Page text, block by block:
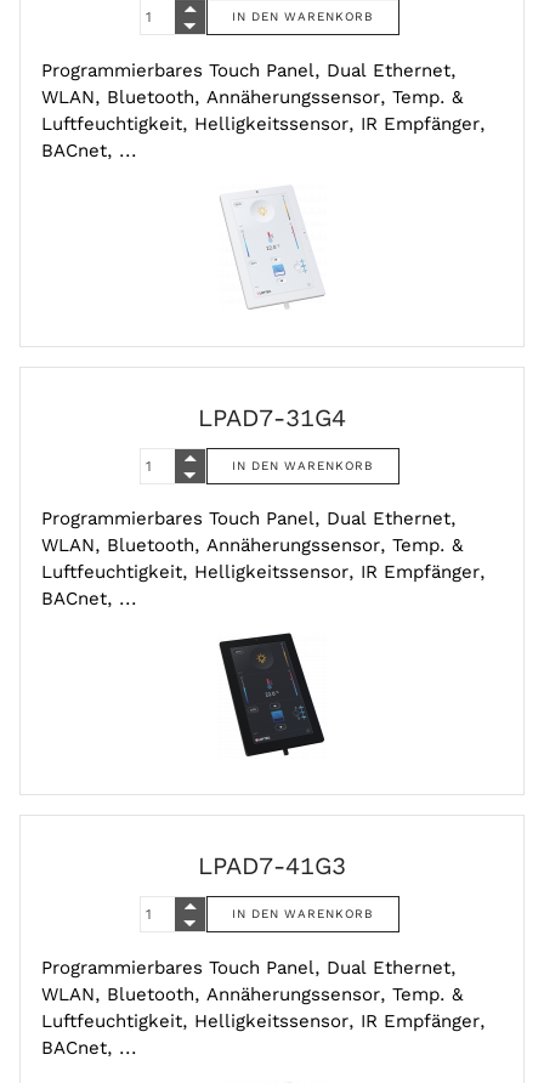
Programmierbares Touch Panel, Dual Ethernet,
WLAN, Bluetooth, Annäherungssensor, Temp. &
Luftfeuchtigkeit, Helligkeitssensor, IR Empfänger,
BACnet, ...
LPAD7-31G4
Programmierbares Touch Panel, Dual Ethernet,
WLAN, Bluetooth, Annäherungssensor, Temp. &
Luftfeuchtigkeit, Helligkeitssensor, IR Empfänger,
BACnet, ...
LPAD7-41G3
Programmierbares Touch Panel, Dual Ethernet,
WLAN, Bluetooth, Annäherungssensor, Temp. &
Luftfeuchtigkeit, Helligkeitssensor, IR Empfänger,
BACnet, ...